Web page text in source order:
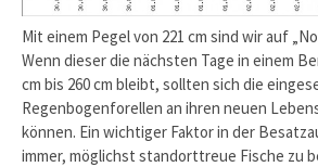
Mit einem Pegel von 221 cm sind wir auf
Wenn dieser die nächsten Tage in einem
cm bis 260 cm bleibt, sollten sich die
Regenbogenforellen an ihren neuen
können. Ein wichtiger Faktor in der
immer, möglichst standorttreue Fische zu